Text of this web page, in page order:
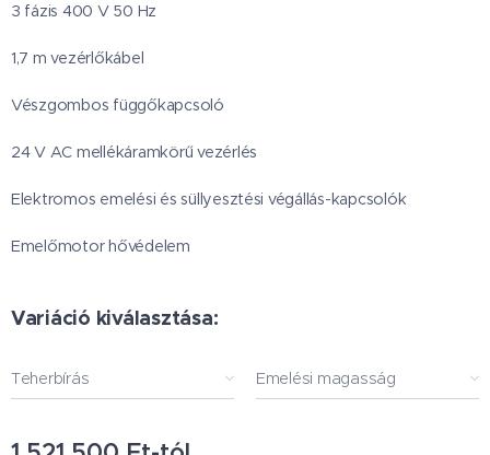
3 fázis 400 V 50 Hz
1,7 m vezérlőkábel
Vészgombos függőkapcsoló
24 V AC mellékáramkörű vezérlés
Elektromos emelési és süllyesztési végállás-kapcsolók
Emelőmotor hővédelem
Variáció kiválasztása:
Teherbírás Emelési magasság